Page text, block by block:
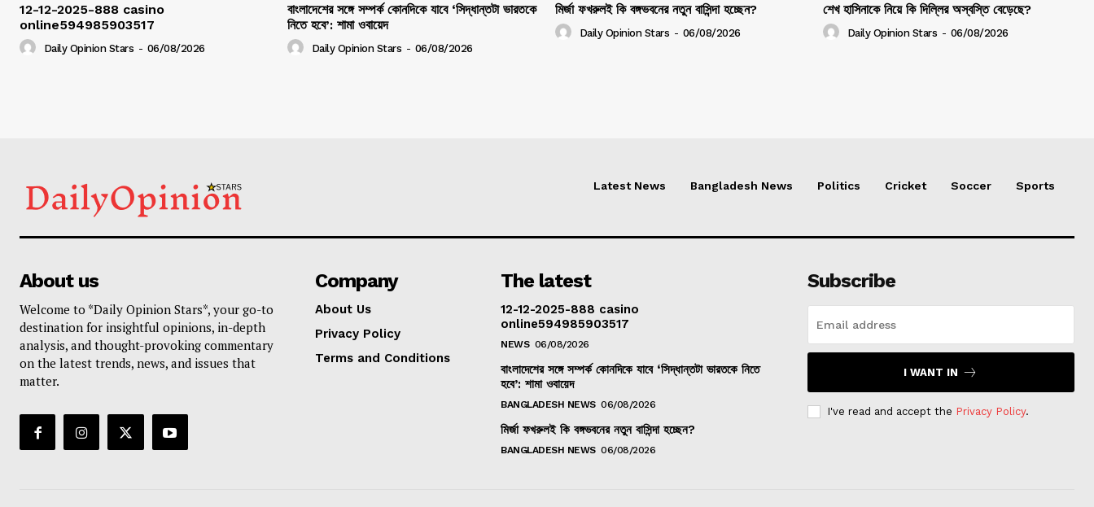
12-12-2025-888 casino
online594985903517
Daily Opinion Stars - 06/08/2026
বাংলাদেশের সঙ্গে সম্পর্ক কোনদিকে যাবে ‘সিদ্ধান্তটা ভারতকে
নিতে হবে’: শামা ওবায়েদ
Daily Opinion Stars - 06/08/2026
মির্জা ফখরুলই কি বঙ্গভবনের নতুন বাসিন্দা হচ্ছেন?
Daily Opinion Stars - 06/08/2026
শেখ হাসিনাকে নিয়ে কি দিল্লির অস্বস্তি বেড়েছে?
Daily Opinion Stars - 06/08/2026
Latest News Bangladesh News Politics Cricket Soccer Sports
About us
Welcome to *Daily Opinion Stars*, your go-to
destination for insightful opinions, in-depth
analysis, and thought-provoking commentary
on the latest trends, news, and issues that
matter.
Company
About Us
Privacy Policy
Terms and Conditions
The latest
12-12-2025-888 casino
online594985903517
NEWS 06/08/2026
বাংলাদেশের সঙ্গে সম্পর্ক কোনদিকে যাবে ‘সিদ্ধান্তটা ভারতকে নিতে
হবে’: শামা ওবায়েদ
BANGLADESH NEWS 06/08/2026
মির্জা ফখরুলই কি বঙ্গভবনের নতুন বাসিন্দা হচ্ছেন?
BANGLADESH NEWS 06/08/2026
Subscribe
I WANT IN
I've read and accept the Privacy Policy.